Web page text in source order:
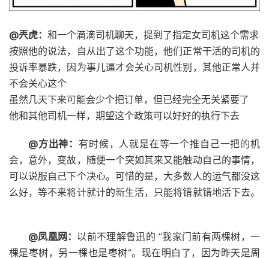
@兲虎： 和一个滴滴司机聊天，提到了指定女司机这个需求
按照他的说法，自从出了这个功能，他们正常干活的司机的
投诉率暴跌，因为事儿逼才会关心司机性别，其他正常人并
不会关心这个
虽然几天下来可能会少个把订单，但已经完全无关紧要了
他和其他司机一样，期望这个政策可以好好的执行下去 ​​​
@方出神：有时候，人就是在等一个推自己一把的机
会，意外，变故，随便一个突如其来又能触动自己的事情，
可以说服自己下个决心。可惜的是，大多数人的运气都没这
么好，等不来将计就计的新生活，只能将错就错地活下去。
@凤凰网： 以前不理解鲁迅的 “我家门前有两棵树，一
棵是枣树，另一棵也是枣树”。现在明白了，因为昨天是周